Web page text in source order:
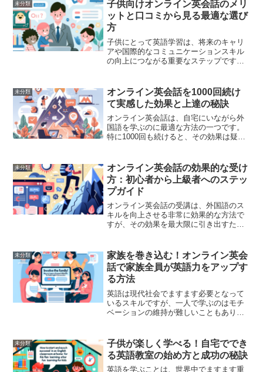
未分類
子供向けオンライン英会話のメリ
ットと口コミから見る最適な選び
方
子供にとって英語学習は、将来のキャリ
アや国際的なコミュニケーションスキル
の向上につながる重要なステップです。
ます。しかし、多くのサービスがある中
で、どのオンライン英会話...
未分類
オンライン英会話を1000回続け
て実感した効果と上達の秘訣
オンライン英会話は、自宅にいながら外
国語を学ぶのに最適な方法の一つです。
特に1000回も続けると、その効果は疑い
して上達のための秘訣は何かを探ってい
きます。オンライン英...
未分類
オンライン英会話の効果的な受け
方：初心者から上級者へのステッ
プガイド
オンライン英会話の受講は、外国語のス
キルを向上させる非常に効果的な方法で
すが、その効果を最大限に引き出すため
の各ステージにおいて、どのようにオン
ライン英会話を活用するべ...
未分類
家族を巻き込む！オンライン英会
話で家族全員が英語力をアップす
る方法
英語は現代社会でますます必要となって
いるスキルですが、一人で学ぶのはモチ
ベーションの維持が難しいこともありま
することが解決策となるかもしれませ
ん。本記事では、家族みんな...
未分類
子供が楽しく学べる！自宅ででき
る英語教室の始め方と成功の秘訣
英語を学ぶことは、世界中でますます重